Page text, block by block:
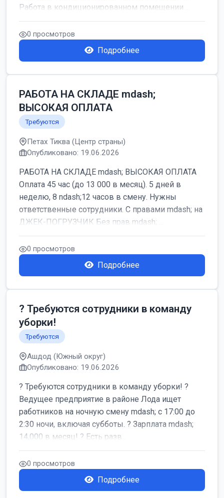
Работа в кондиционированном помещении ...
0 просмотров
Подробнее
РАБОТА НА СКЛАДЕ mdash;
ВЫСОКАЯ ОПЛАТА
Требуются
Петах Тиква (Центр страны)
Опубликовано: 19.06.2026
РАБОТА НА СКЛАДЕ mdash; ВЫСОКАЯ ОПЛАТА
Оплата 45 час (до 13 000 в месяц). 5 дней в
неделю, 8 ndash;12 часов в смену. Нужны
ответственные сотрудники. С правами mdash; на
ДЖЕК-ПОГРУЗЧИК Без прав mdash; ...
0 просмотров
Подробнее
? Требуются сотрудники в команду
уборки!
Требуются
Ашдод (Южный округ)
Опубликовано: 19.06.2026
? Требуются сотрудники в команду уборки! ?
Ведущее предприятие в районе Лода ищет
работников на ночную смену mdash; с 17:00 до
2:30 ночи, включая субботы. ? Зарплата mdash;
14,000 в месяц! ? Есть разв...
0 просмотров
Подробнее